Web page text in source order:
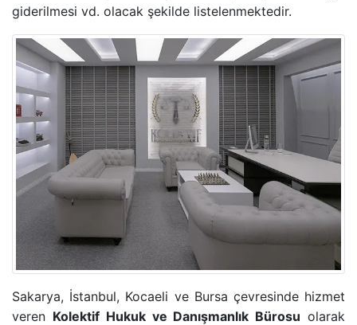
UYUŞTURUCU TICARETI DAVASI
ADLI KONTROL TEDBIRI
HIRSIZLIK SUÇU
KONUT DOKUNULMAZLIĞININ IHLALI SUÇU
KOVUŞTURMAYA YER OLMADIĞINA DAIR KARAR
ÖZEL HAYATIN GIZLILIĞI SUÇU
CINSEL TACIZ SUÇU
giderilmesi vd. olacak şekilde listelenmektedir.
Sakarya, İstanbul, Kocaeli ve Bursa çevresinde hizmet
veren Kolektif Hukuk ve Danışmanlık Bürosu olarak